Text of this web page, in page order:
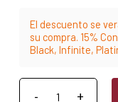
El descuento se
su compra. 15%
Black, Infinite,